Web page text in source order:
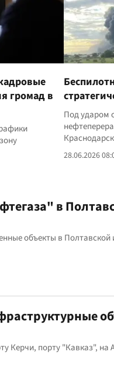
громад в
Под ударом
28.06.2026
в
объекты в Полтавской
Керчи, порту "Кавказ", на